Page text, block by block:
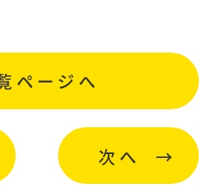
ページへ
次へ